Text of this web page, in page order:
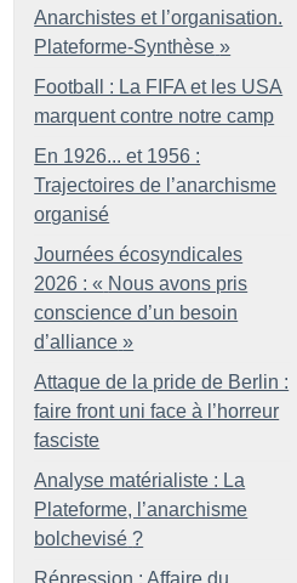
Anarchistes et l’organisation.
Plateforme-Synthèse »
Football : La FIFA et les USA
marquent contre notre camp
En 1926... et 1956 :
Trajectoires de l’anarchisme
organisé
Journées écosyndicales
2026 : « Nous avons pris
conscience d’un besoin
d’alliance »
Attaque de la pride de Berlin :
faire front uni face à l’horreur
fasciste
Analyse matérialiste : La
Plateforme, l’anarchisme
bolchevisé ?
Répression : Affaire du